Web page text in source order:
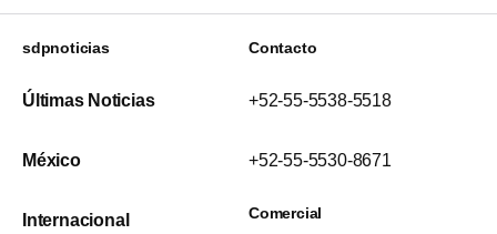
sdpnoticias
Últimas Noticias
México
Internacional
Contacto
+52-55-5538-5518
+52-55-5530-8671
Comercial